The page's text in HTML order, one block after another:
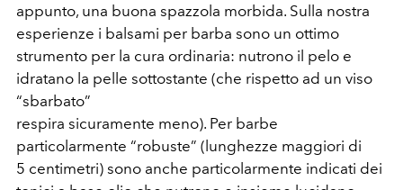
appunto, una buona spazzola morbida. Sulla nostra
esperienze i balsami per barba sono un ottimo
strumento per la cura ordinaria: nutrono il pelo e
idratano la pelle sottostante (che rispetto ad un viso
“sbarbato”
respira sicuramente meno). Per barbe
particolarmente “robuste” (lunghezze maggiori di
5 centimetri) sono anche particolarmente indicati dei